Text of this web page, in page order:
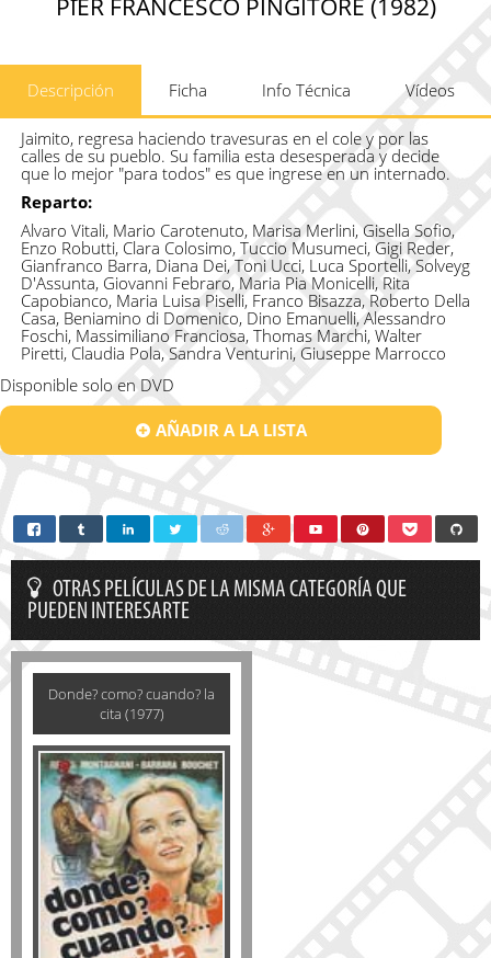
PIER FRANCESCO PINGITORE (1982)
Descripción Ficha Info Técnica Vídeos
Jaimito, regresa haciendo travesuras en el cole y por las
calles de su pueblo. Su familia esta desesperada y decide
que lo mejor "para todos" es que ingrese en un internado.
Reparto:
Alvaro Vitali, Mario Carotenuto, Marisa Merlini, Gisella Sofio,
Enzo Robutti, Clara Colosimo, Tuccio Musumeci, Gigi Reder,
Gianfranco Barra, Diana Dei, Toni Ucci, Luca Sportelli, Solveyg
D'Assunta, Giovanni Febraro, Maria Pia Monicelli, Rita
Capobianco, Maria Luisa Piselli, Franco Bisazza, Roberto Della
Casa, Beniamino di Domenico, Dino Emanuelli, Alessandro
Foschi, Massimiliano Franciosa, Thomas Marchi, Walter
Piretti, Claudia Pola, Sandra Venturini, Giuseppe Marrocco
Disponible solo en DVD
AÑADIR A LA LISTA
OTRAS PELÍCULAS DE LA MISMA CATEGORÍA QUE
PUEDEN INTERESARTE
Donde? como? cuando? la
cita (1977)